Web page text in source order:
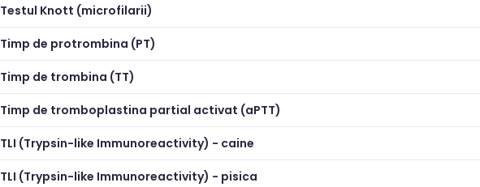
Testul Knott (microfilarii)
Timp de protrombina (PT)
Timp de trombina (TT)
Timp de tromboplastina partial activat (aPTT)
TLI (Trypsin-like Immunoreactivity) - caine
TLI (Trypsin-like Immunoreactivity) - pisica